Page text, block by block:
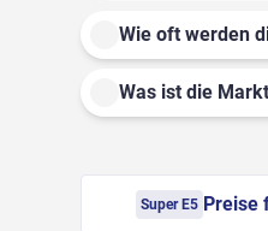
Wie oft werden
Was ist die
Super E5 Preise